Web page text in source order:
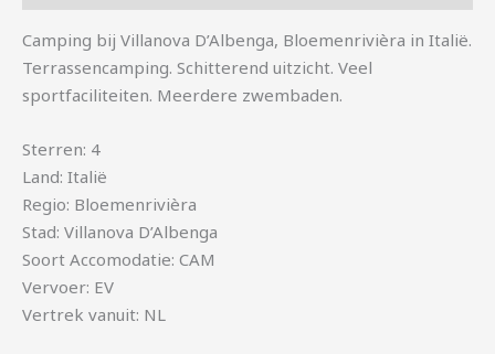
Camping bij Villanova D’Albenga, Bloemenrivièra in Italië.
Terrassencamping. Schitterend uitzicht. Veel
sportfaciliteiten. Meerdere zwembaden.
Sterren: 4
Land: Italië
Regio: Bloemenrivièra
Stad: Villanova D’Albenga
Soort Accomodatie: CAM
Vervoer: EV
Vertrek vanuit: NL